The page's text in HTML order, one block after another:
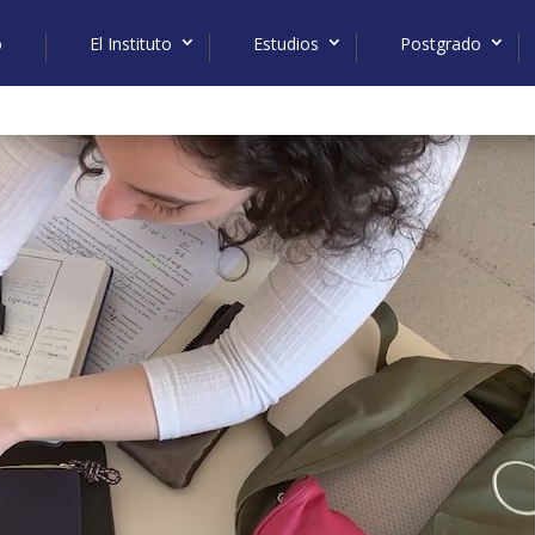
El Instituto Estudios Postgrado